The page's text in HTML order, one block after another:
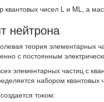
квантовых чисел L и ML, а
нейтрона
теория элементарных
с постоянным
элементарных частиц с
набором квантовых
током: